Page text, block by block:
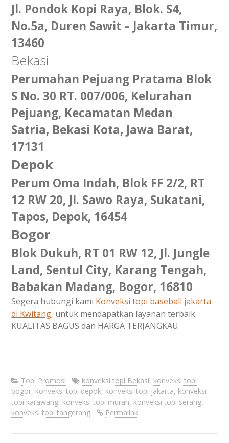
Jl. Pondok Kopi Raya, Blok. S4,
No.5a, Duren Sawit – Jakarta Timur,
13460
Bekasi
Perumahan Pejuang Pratama Blok
S No. 30 RT. 007/006, Kelurahan
Pejuang, Kecamatan Medan
Satria, Bekasi Kota, Jawa Barat,
17131
Depok
Perum Oma Indah, Blok FF 2/2, RT
12 RW 20, Jl. Sawo Raya, Sukatani,
Tapos, Depok, 16454
Bogor
Blok Dukuh, RT 01 RW 12, Jl. Jungle
Land, Sentul City, Karang Tengah,
Babakan Madang, Bogor, 16810
Segera hubungi kami Konveksi topi baseball jakarta
di Kwitang untuk mendapatkan layanan terbaik.
KUALITAS BAGUS dan HARGA TERJANGKAU.
Topi Promosi konveksi topi Bekasi, konveksi topi
bogor, konveksi topi depok, konveksi topi jakarta, konveksi
topi karawang, konveksi topi murah, konveksi topi serang,
konveksi topi tangerang
Permalink